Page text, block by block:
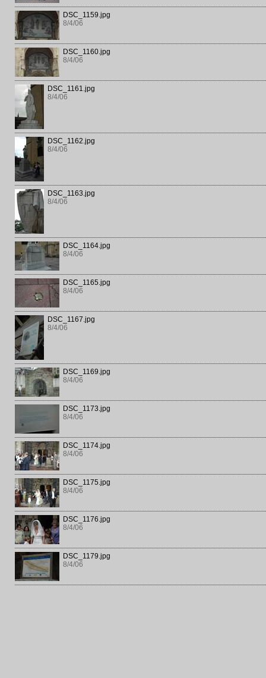
DSC_1159.jpg
8/4/06
DSC_1160.jpg
8/4/06
DSC_1161.jpg
8/4/06
DSC_1162.jpg
8/4/06
DSC_1163.jpg
8/4/06
DSC_1164.jpg
8/4/06
DSC_1165.jpg
8/4/06
DSC_1167.jpg
8/4/06
DSC_1169.jpg
8/4/06
DSC_1173.jpg
8/4/06
DSC_1174.jpg
8/4/06
DSC_1175.jpg
8/4/06
DSC_1176.jpg
8/4/06
DSC_1179.jpg
8/4/06